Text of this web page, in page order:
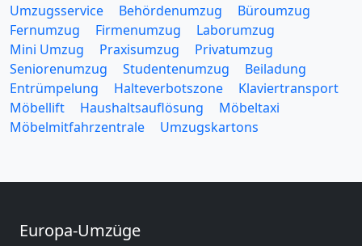
Umzugsservice Behördenumzug
Büroumzug
Fernumzug
Firmenumzug
Laborumzug
Mini Umzug
Praxisumzug
Privatumzug
Seniorenumzug
Studentenumzug
Beiladung
Entrümpelung
Halteverbotszone
Klaviertransport
Möbellift
Haushaltsauflösung
Möbeltaxi
Möbelmitfahrzentrale
Umzugskartons
Europa-Umzüge